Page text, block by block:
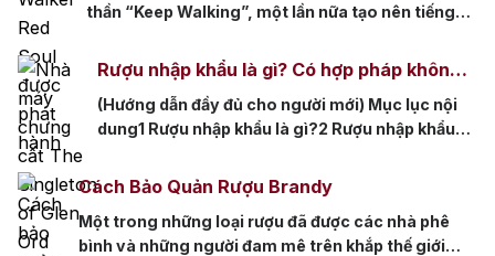
thần “Keep Walking”, một lần nữa tạo nên tiếng
ra mắt đầy ấn tượng của Johnnie Walker Red
Soul. Phiên bản đặc biệt này không chỉ là một
thức uống thượng hạng mà còn là một tuyên
ngôn […]
Rượu nhập khẩu là gì? Có hợp pháp không
tại Việt Nam?
(Hướng dẫn đầy đủ cho người mới) Mục lục nội
dung1 Rượu nhập khẩu là gì?2 Rượu nhập khẩu
nhập khẩu là gì? Vì sao bắt buộc phải có?4 Cách
nhận biết rượu nhập khẩu chính hãng4.1 1. Tem
nhập khẩu còn nguyên vẹn4.2 2. Nhãn […]
Cách Bảo Quản Rượu Brandy
Một trong những loại rượu đã được các nhà phê
bình và những người đam mê trên khắp thế giới